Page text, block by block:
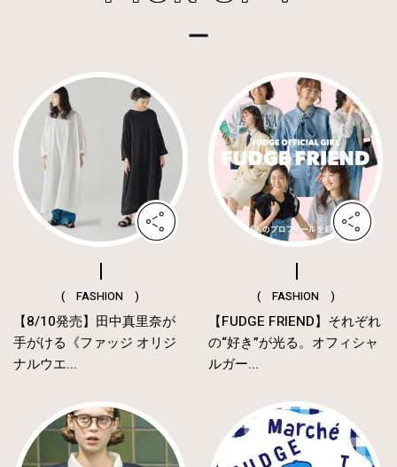
( FASHION )
【8/10発売】田中真里奈が
手がける《ファッジ オリジ
ナルウエ...
( FASHION )
【FUDGE FRIEND】それぞれ
の“好き”が光る。オフィシャ
ルガー...